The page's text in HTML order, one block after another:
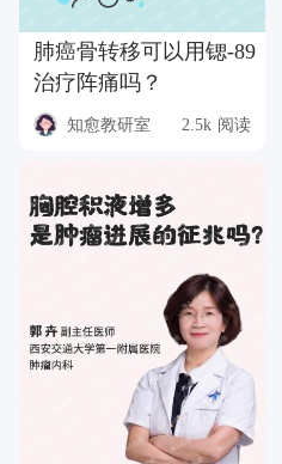
肺癌骨转移可以用锶-89
治疗阵痛吗？
知愈教研室 2.5k 阅读